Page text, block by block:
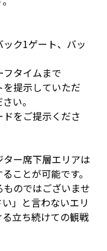
ク1ゲート、バッ
フタイムまで
を提示していただ
い。
ドをご提示くださ
ー席下層エリアは
ことが可能です。
のではございませ
」と言わないエリ
立ち続けての観戦